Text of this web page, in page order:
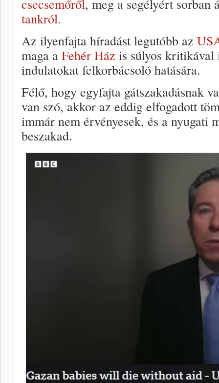
csecsemőről, meg a segélyért
tankról.
Az ilyenfajta híradást legutóbb az
maga a Fehér Ház is súlyos kritikával
indulatokat felkorbácsoló hatására.
Félő, hogy egyfajta gátszakadásnak
van szó, akkor az eddig elfogadott
immár nem érvényesek, és a nyugati
beszakad.